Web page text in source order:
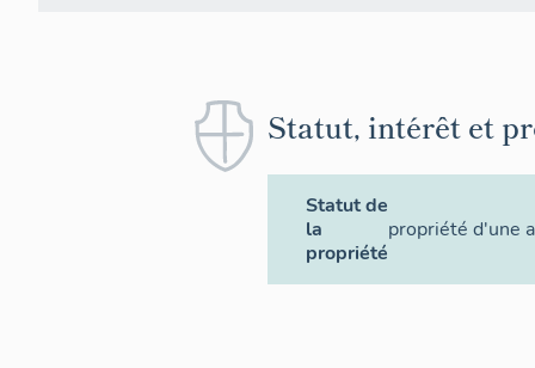
Statut, intérêt et
Statut de
la
propriété
propriété d'une